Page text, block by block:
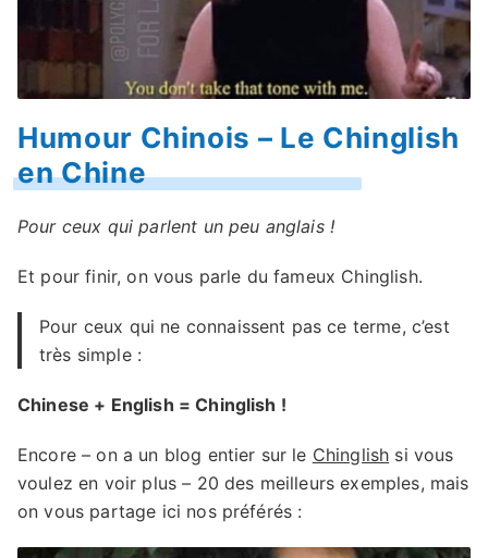
Humour Chinois – Le Chinglish
en Chine
Pour ceux qui parlent un peu anglais !
Et pour finir, on vous parle du fameux Chinglish.
Pour ceux qui ne connaissent pas ce terme, c’est
très simple :
Chinese + English = Chinglish !
Encore – on a un blog entier sur le Chinglish si vous
voulez en voir plus – 20 des meilleurs exemples, mais
on vous partage ici nos préférés :